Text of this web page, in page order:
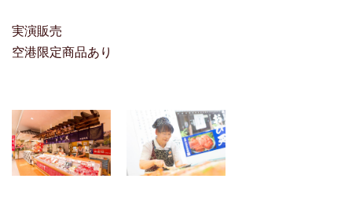
実演販売
空港限定商品あり